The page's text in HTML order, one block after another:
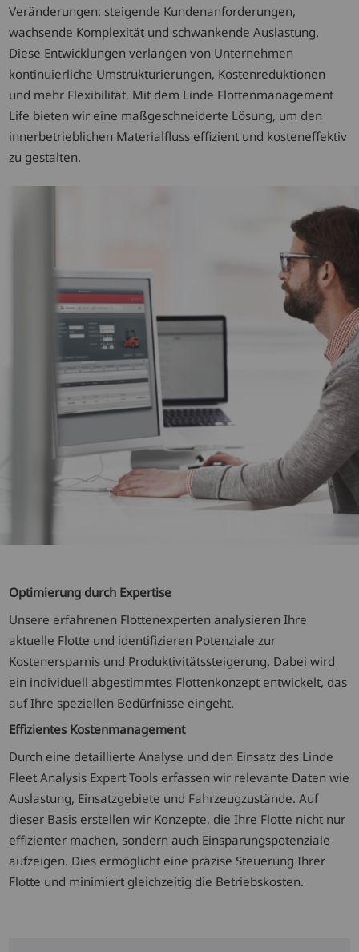
Veränderungen: steigende Kundenanforderungen,
wachsende Komplexität und schwankende Auslastung.
Diese Entwicklungen verlangen von Unternehmen
kontinuierliche Umstrukturierungen, Kostenreduktionen
und mehr Flexibilität. Mit dem Linde Flottenmanagement
Life bieten wir eine maßgeschneiderte Lösung, um den
innerbetrieblichen Materialfluss effizient und kosteneffektiv
zu gestalten.
Optimierung durch Expertise
Unsere erfahrenen Flottenexperten analysieren Ihre
aktuelle Flotte und identifizieren Potenziale zur
Kostenersparnis und Produktivitätssteigerung. Dabei wird
ein individuell abgestimmtes Flottenkonzept entwickelt, das
auf Ihre speziellen Bedürfnisse eingeht.
Effizientes Kostenmanagement
Durch eine detaillierte Analyse und den Einsatz des Linde
Fleet Analysis Expert Tools erfassen wir relevante Daten wie
Auslastung, Einsatzgebiete und Fahrzeugzustände. Auf
dieser Basis erstellen wir Konzepte, die Ihre Flotte nicht nur
effizienter machen, sondern auch Einsparungspotenziale
aufzeigen. Dies ermöglicht eine präzise Steuerung Ihrer
Flotte und minimiert gleichzeitig die Betriebskosten.